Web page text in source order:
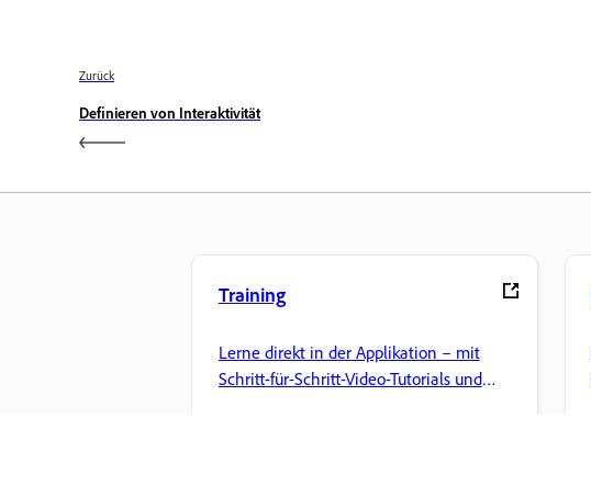
Zurück
Definieren von Interaktivität
Training
Lerne direkt in der Applikation – mit
Schritt-für-Schritt-Video-Tutorials und